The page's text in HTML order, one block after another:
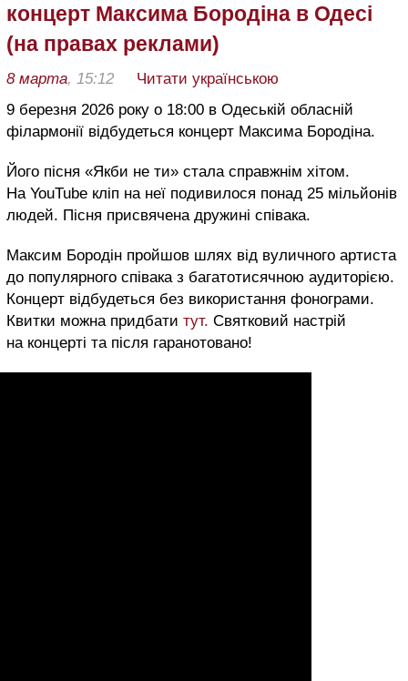
концерт Максима Бородіна в Одесі
(на правах реклами)
8 марта, 15:12
Читати українською
9 березня 2026 року о 18:00 в Одеській обласній
філармонії відбудеться концерт Максима Бородіна.
Його пісня «Якби не ти» стала справжнім хітом.
На YouTube кліп на неї подивилося понад 25 мільйонів
людей. Пісня присвячена дружині співака.
Максим Бородін пройшов шлях від вуличного артиста
до популярного співака з багатотисячною аудиторією.
Концерт відбудеться без використання фонограми.
Квитки можна придбати тут. Святковий настрій
на концерті та після гаранотовано!